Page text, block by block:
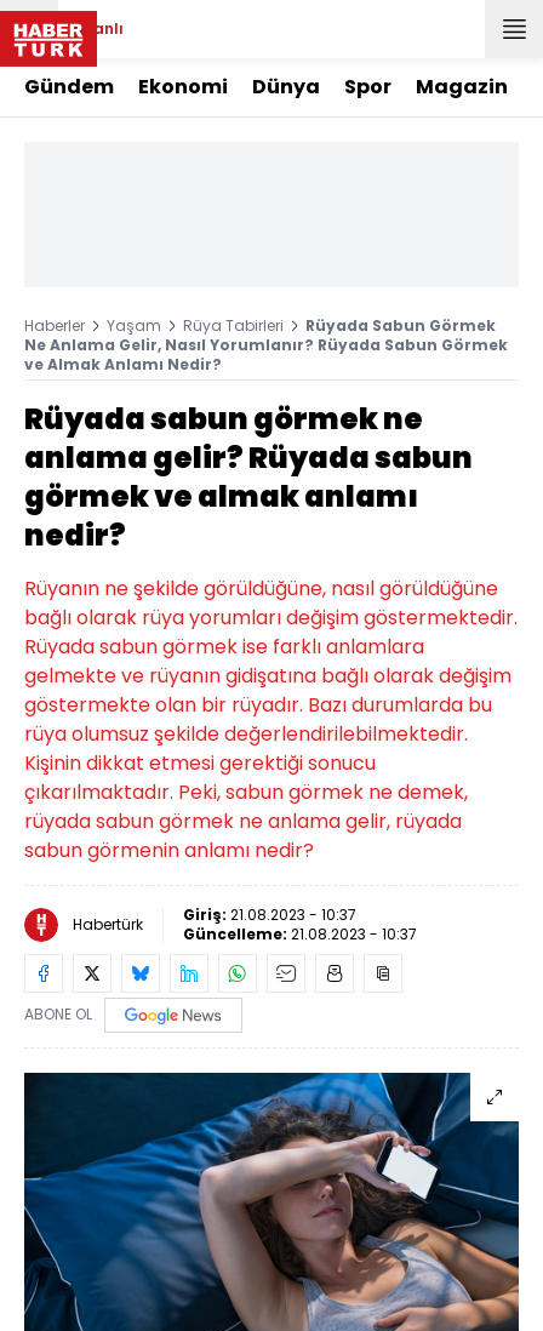
Canlı
Gündem Ekonomi Dünya Spor Magazin
Haberler Yaşam Rüya Tabirleri
Rüyada Sabun Görmek
Ne Anlama Gelir, Nasıl Yorumlanır? Rüyada Sabun Görmek
ve Almak Anlamı Nedir?
Rüyada sabun görmek ne
anlama gelir? Rüyada sabun
görmek ve almak anlamı
nedir?
Rüyanın ne şekilde görüldüğüne, nasıl görüldüğüne
bağlı olarak rüya yorumları değişim göstermektedir.
Rüyada sabun görmek ise farklı anlamlara
gelmekte ve rüyanın gidişatına bağlı olarak değişim
göstermekte olan bir rüyadır. Bazı durumlarda bu
rüya olumsuz şekilde değerlendirilebilmektedir.
Kişinin dikkat etmesi gerektiği sonucu
çıkarılmaktadır. Peki, sabun görmek ne demek,
rüyada sabun görmek ne anlama gelir, rüyada
sabun görmenin anlamı nedir?
Habertürk Giriş: 21.08.2023 - 10:37
Güncelleme: 21.08.2023 - 10:37
ABONE OL